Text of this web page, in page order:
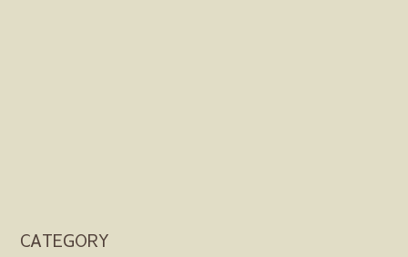
CATEGORY